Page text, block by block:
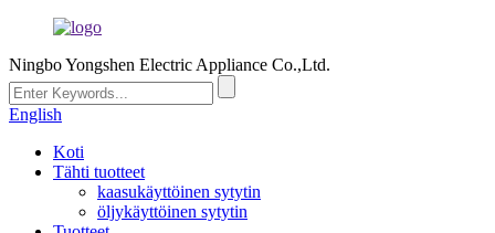
Ningbo Yongshen Electric Appliance Co.,Ltd.
English
Koti
Tähti tuotteet
kaasukäyttöinen sytytin
öljykäyttöinen sytytin